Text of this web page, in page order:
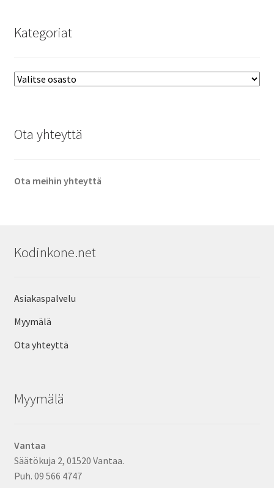
Kategoriat
Ota yhteyttä
Ota meihin yhteyttä
Kodinkone.net
Asiakaspalvelu
Myymälä
Ota yhteyttä
Myymälä
Vantaa
Säätökuja 2, 01520 Vantaa.
Puh. 09 566 4747